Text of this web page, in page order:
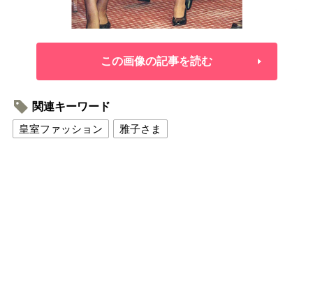
この画像の記事を読む
関連キーワード
皇室ファッション
雅子さま